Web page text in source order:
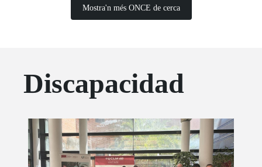
Mostra'n més ONCE de cerca
Discapacidad